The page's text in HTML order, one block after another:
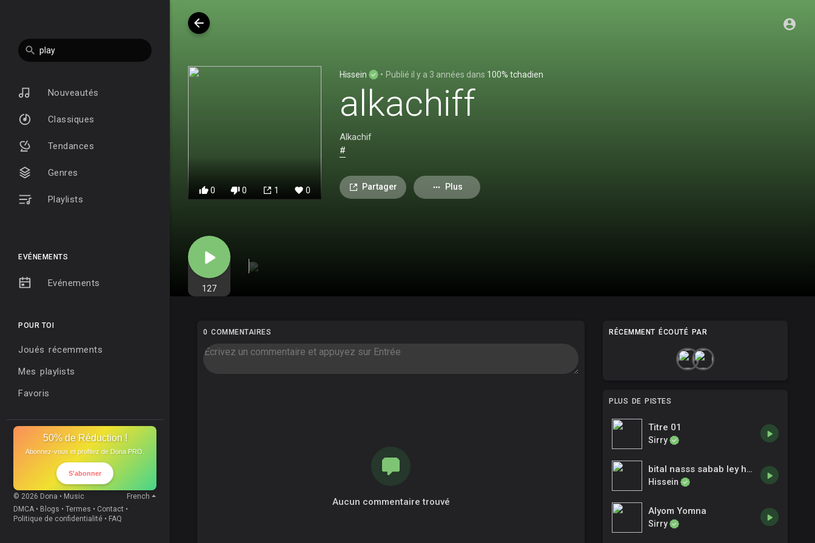
Nouveautés
Classiques
Tendances
Genres
Playlists
EVÉNEMENTS
Evénements
POUR TOI
Joués récemments
Mes playlists
Favoris
50% de Réduction !
Abonnez-vous et profitez de Dona PRO.
S'abonner
© 2026 Dona • Music
French
DMCA • Blogs • Termes • Contact •
Politique de confidentialité • FAQ
0 0 1 0
Hissein • Publié il y a 3 années dans 100% tchadien
alkachiff
Alkachif
#
Partager Plus
127
0 COMMENTAIRES
Aucun commentaire trouvé
RÉCEMMENT ÉCOUTÉ PAR
PLUS DE PISTES
Titre 01
Sirry
bital nasss sabab ley hachama
Hissein
Alyom Yomna
Sirry